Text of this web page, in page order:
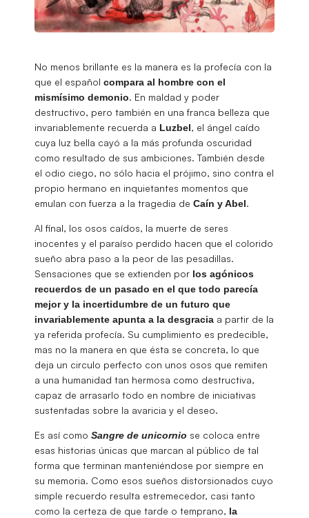
No menos brillante es la manera es la profecía con la
que el español compara al hombre con el
mismísimo demonio. En maldad y poder
destructivo, pero también en una franca belleza que
invariablemente recuerda a Luzbel, el ángel caído
cuya luz bella cayó a la más profunda oscuridad
como resultado de sus ambiciones. También desde
el odio ciego, no sólo hacia el prójimo, sino contra el
propio hermano en inquietantes momentos que
emulan con fuerza a la tragedia de Caín y Abel.
Al final, los osos caídos, la muerte de seres
inocentes y el paraíso perdido hacen que el colorido
sueño abra paso a la peor de las pesadillas.
Sensaciones que se extienden por los agónicos
recuerdos de un pasado en el que todo parecía
mejor y la incertidumbre de un futuro que
invariablemente apunta a la desgracia a partir de la
ya referida profecía. Su cumplimiento es predecible,
mas no la manera en que ésta se concreta, lo que
deja un circulo perfecto con unos osos que remiten
a una humanidad tan hermosa como destructiva,
capaz de arrasarlo todo en nombre de iniciativas
sustentadas sobre la avaricia y el deseo.
Es así como Sangre de unicornio se coloca entre
esas historias únicas que marcan al público de tal
forma que terminan manteniéndose por siempre en
su memoria. Como esos sueños distorsionados cuyo
simple recuerdo resulta estremecedor, casi tanto
como la certeza de que tarde o temprano, la